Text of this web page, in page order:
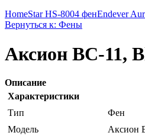
HomeStar HS-8004 фенEndever
Вернуться к: Фены
Аксион ВС-11,
Описание
Характеристики
Тип
Фен
Модель
Аксион